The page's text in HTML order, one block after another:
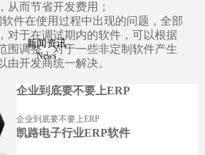
从而节省开发费用；
件在使用过程中出现的问题，全部
对于在调试期内的软件，可以根据
围调整，对于一些非定制软件产生
由开发商统一解决。
新闻资讯
News
企业到底要不要上ERP
企业到底要不要上ERP
凯路电子行业ERP软件